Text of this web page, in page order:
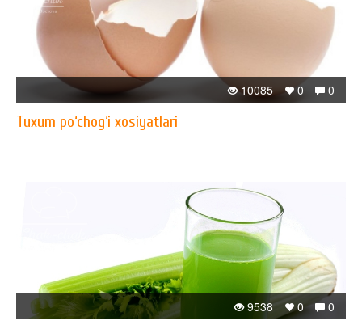
0
0
10085
Tuxum po‘chog‘i xosiyatlari
0
0
9538